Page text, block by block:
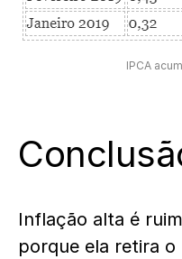
IPCA
Inflação alta é
porque ela retira